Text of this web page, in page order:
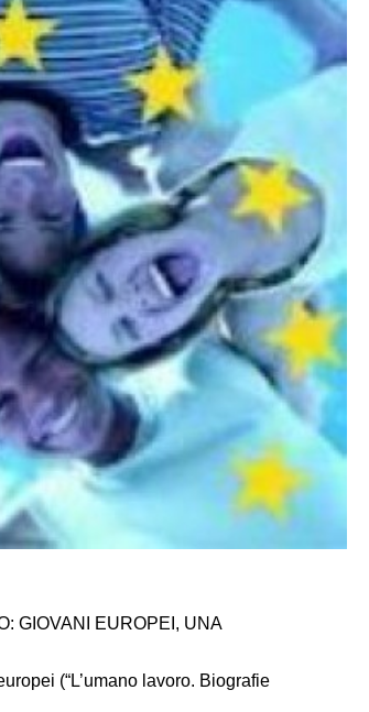
GIOVANI EUROPEI, UNA
(“L’umano lavoro. Biografie